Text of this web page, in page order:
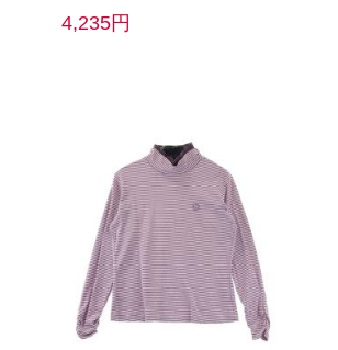
4,235円